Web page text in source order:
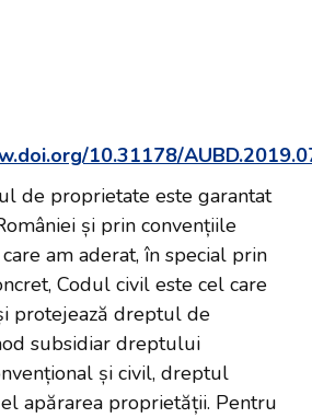
10.31178/
de proprietate este garantat
și prin convențiile
am aderat, în special prin
Codul civil este cel care
protejează dreptul de
subsidiar dreptului
și civil, dreptul
apărarea proprietății. Pentru